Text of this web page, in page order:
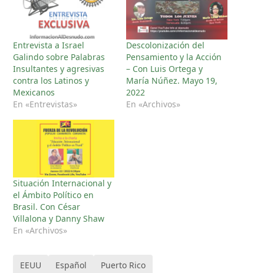
Entrevista a Israel
Galindo sobre Palabras
Insultantes y agresivas
contra los Latinos y
Mexicanos
En «Entrevistas»
Descolonización del
Pensamiento y la Acción
– Con Luis Ortega y
María Núñez. Mayo 19,
2022
En «Archivos»
Situación Internacional y
el Ámbito Político en
Brasil. Con César
Villalona y Danny Shaw
En «Archivos»
EEUU Español Puerto Rico